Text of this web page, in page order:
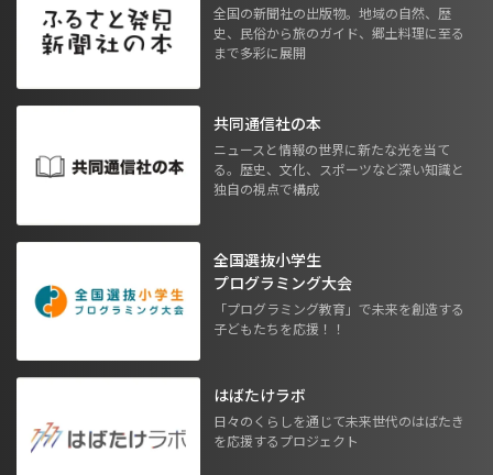
全国の新聞社の出版物。地域の自然、歴
史、民俗から旅のガイド、郷土料理に至る
まで多彩に展開
共同通信社の本
ニュースと情報の世界に新たな光を当て
る。歴史、文化、スポーツなど深い知識と
独自の視点で構成
全国選抜小学生
プログラミング大会
「プログラミング教育」で未来を創造する
子どもたちを応援！！
はばたけラボ
日々のくらしを通じて未来世代のはばたき
を応援するプロジェクト